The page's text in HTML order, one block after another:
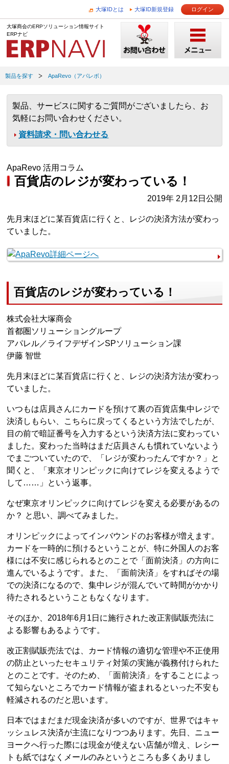
大塚IDとは 大塚ID新規登録 ログイン
大塚商会のERPソリューション情報サイト
ERPナビ
製品を探す ApaRevo（アパレボ）
製品、サービスに関するご質問がございましたら、お
気軽にお問い合わせください。
資料請求・問い合わせる
ApaRevo 活用コラム
百貨店のレジが変わっている！
2019年 2月12日公開
先月末ほどに某百貨店に行くと、レジの決済方法が変わっ
ていました。
百貨店のレジが変わっている！
株式会社大塚商会
首都圏ソリューショングループ
アパレル／ライフデザインSPソリューション課
伊藤 智世
先月末ほどに某百貨店に行くと、レジの決済方法が変わっ
ていました。
いつもは店員さんにカードを預けて裏の百貨店集中レジで
決済しもらい、こちらに戻ってくるという方法でしたが、
目の前で暗証番号を入力するという決済方法に変わってい
ました。変わった当時はまだ店員さんも慣れていないよう
でまごついていたので、「レジが変わったんですか？」と
聞くと、「東京オリンピックに向けてレジを変えるようで
して……」という返事。
なぜ東京オリンピックに向けてレジを変える必要があるの
か？ と思い、調べてみました。
オリンピックによってインバウンドのお客様が増えます。
カードを一時的に預けるということが、特に外国人のお客
様には不安に感じられるとのことで「面前決済」の方向に
進んでいるようです。また、「面前決済」をすればその場
での決済になるので、集中レジが混んでいて時間がかかり
待たされるということもなくなります。
そのほか、2018年6月1日に施行された改正割賦販売法に
よる影響もあるようです。
改正割賦販売法では、カード情報の適切な管理や不正使用
の防止といったセキュリティ対策の実施が義務付けられた
とのことです。そのため、「面前決済」をすることによっ
て知らないところでカード情報が盗まれるといった不安も
軽減されるのだと思います。
日本ではまだまだ現金決済が多いのですが、世界ではキャ
ッシュレス決済が主流になりつつあります。先日、ニュー
ヨークへ行った際には現金が使えない店舗が増え、レシー
トも紙ではなくメールのみというところも多くありまし